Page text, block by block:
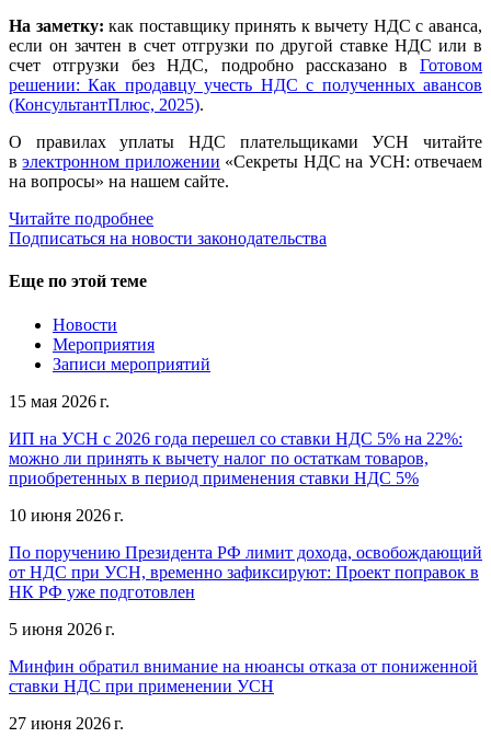
На заметку: как поставщику принять к вычету НДС с аванса,
если он зачтен в счет отгрузки по другой ставке НДС или в
счет отгрузки без НДС, подробно рассказано в Готовом
решении: Как продавцу учесть НДС с полученных авансов
(КонсультантПлюс, 2025).
О правилах уплаты НДС плательщиками УСН читайте
вэлектронном приложении «Секреты НДС на УСН: отвечаем
на вопросы» на нашем сайте.
Читайте подробнее
Подписаться на новости законодательства
Еще по этой теме
Новости
Мероприятия
Записи мероприятий
15 мая 2026 г.
ИП на УСН с 2026 года перешел со ставки НДС 5% на 22%:
можно ли принять к вычету налог по остаткам товаров,
приобретенных в период применения ставки НДС 5%
10 июня 2026 г.
По поручению Президента РФ лимит дохода, освобождающий
от НДС при УСН, временно зафиксируют: Проект поправок в
НК РФ уже подготовлен
5 июня 2026 г.
Минфин обратил внимание на нюансы отказа от пониженной
ставки НДС при применении УСН
27 июня 2026 г.